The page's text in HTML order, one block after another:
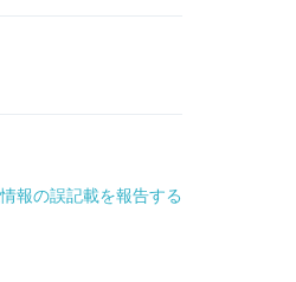
報の誤記載を報告する